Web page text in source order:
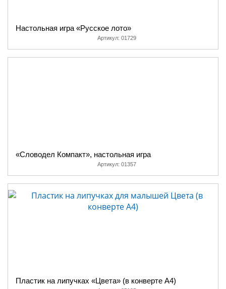
Настольная игра «Русское лото»
Артикул: 01729
«Словодел Компакт», настольная игра
Артикул: 01357
Пластик на липучках «Цвета» (в конверте A4)